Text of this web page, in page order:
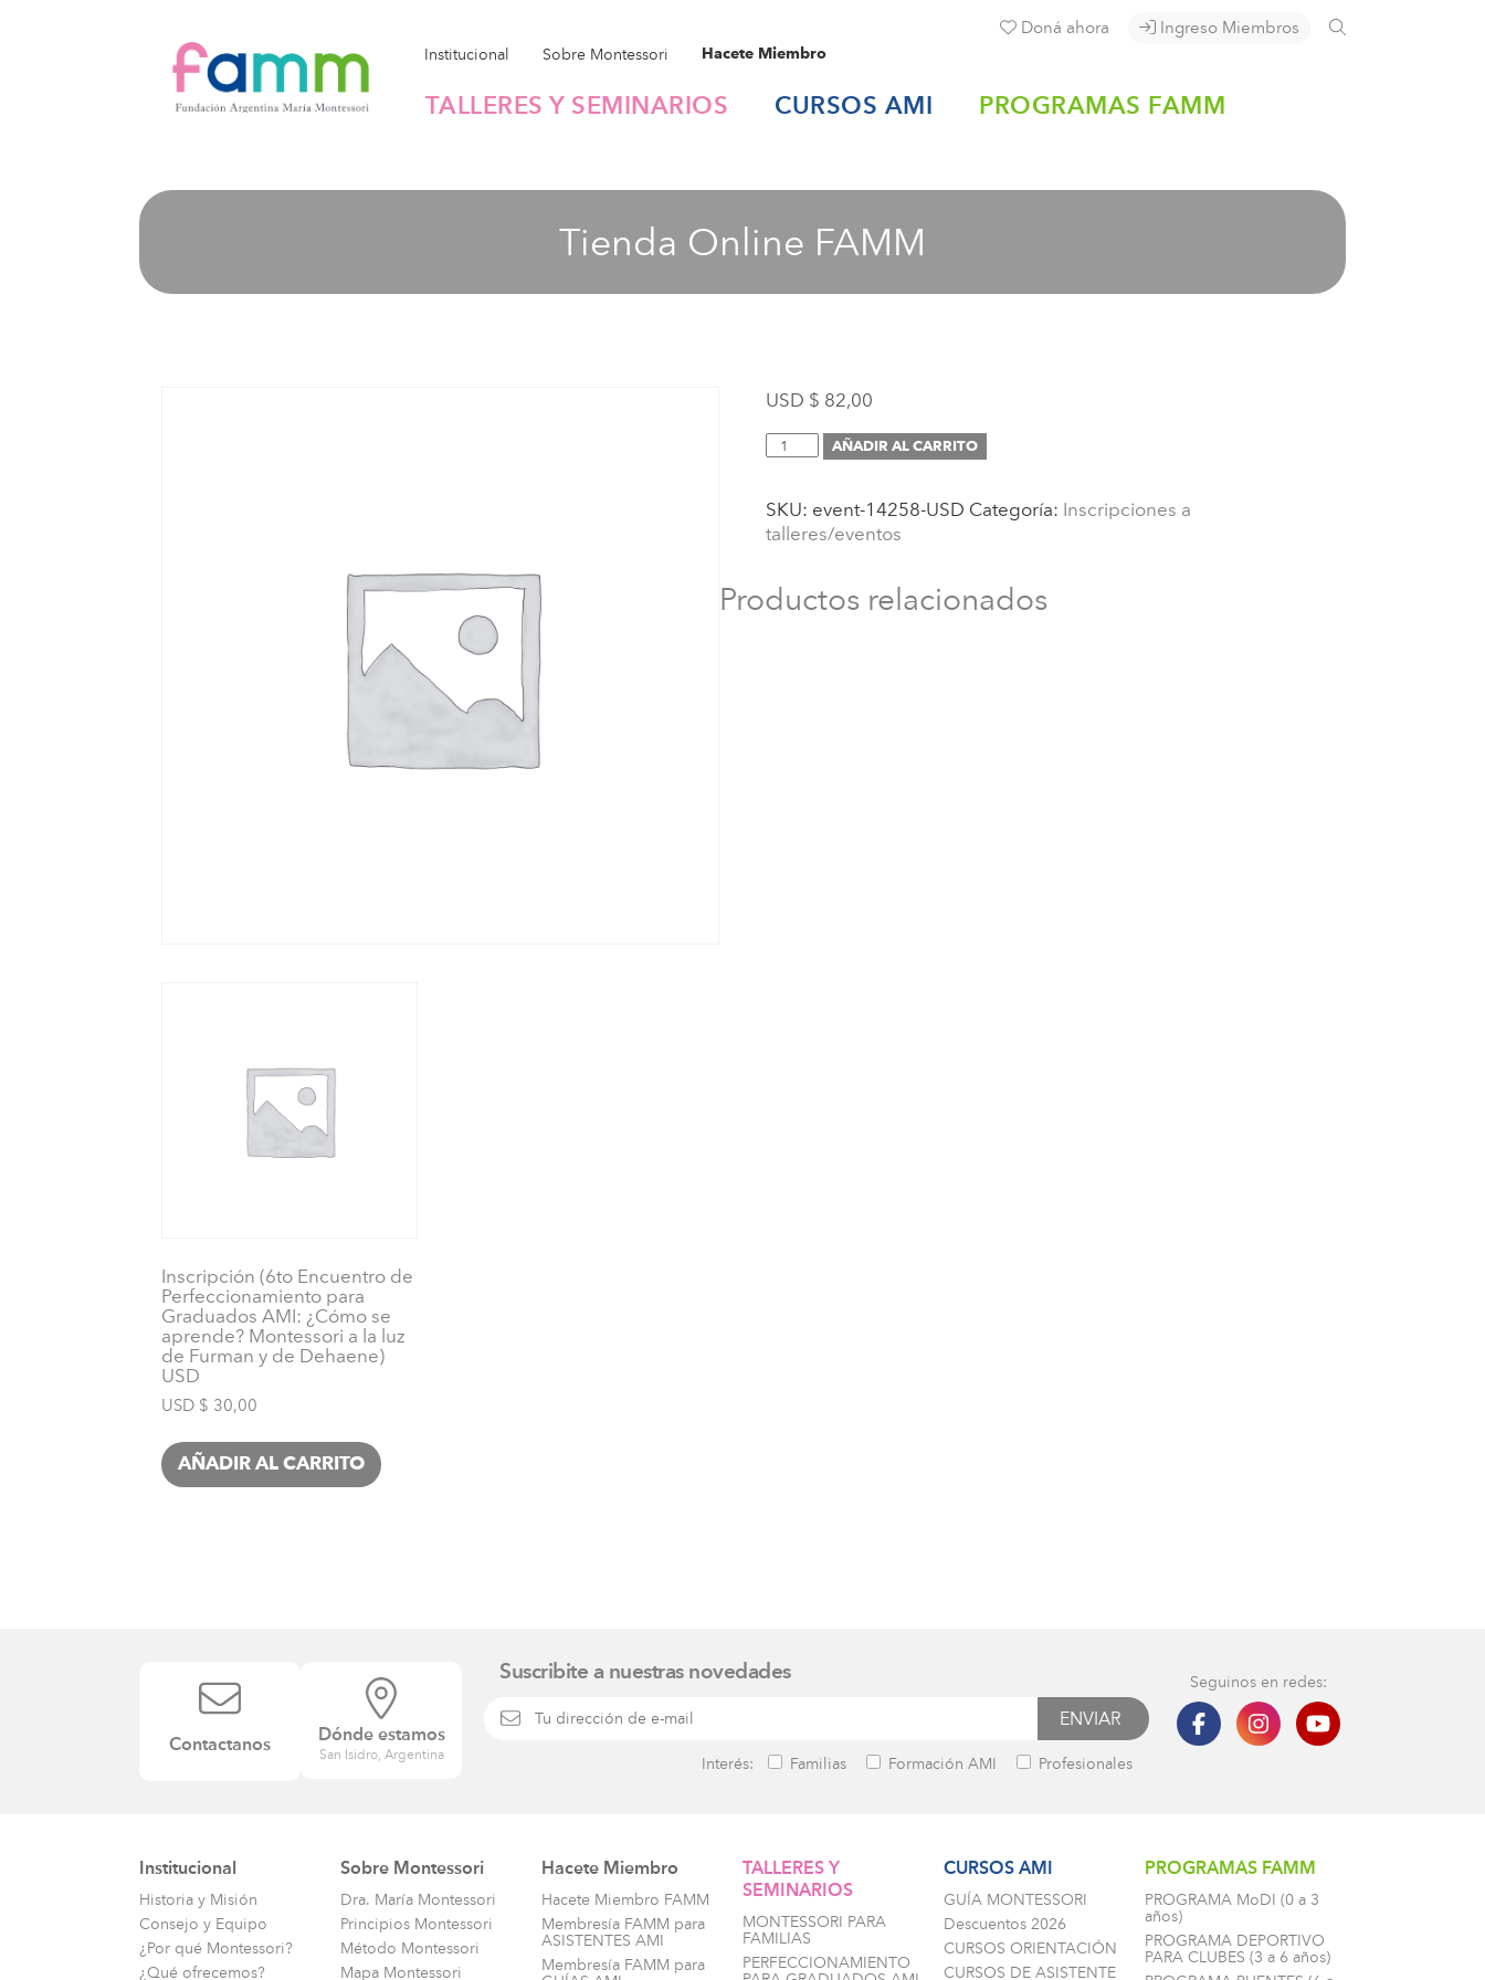
Doná ahora Ingreso Miembros
Institucional Sobre Montessori Hacete Miembro
TALLERES Y SEMINARIOS CURSOS AMI PROGRAMAS FAMM
Tienda Online FAMM
USD $ 82,00
Inscripción
Montessorianos
para
de
Primera
AÑADIR AL CARRITO
SKU: event-14258-USD Categoría: Inscripciones a
talleres/eventos
Productos relacionados
Inscripción (6to Encuentro de
Perfeccionamiento para
Graduados AMI: ¿Cómo se
aprende? Montessori a la luz
de Furman y de Dehaene)
USD
USD $ 30,00
AÑADIR AL CARRITO
Contactanos
Dónde estamos
San Isidro, Argentina
Suscribite a nuestras novedades
Interés: Familias Formación AMI Profesionales
Seguinos en redes:
Institucional
Historia y Misión
Consejo y Equipo
¿Por qué Montessori?
¿Qué ofrecemos?
Sobre Montessori
Dra. María Montessori
Principios Montessori
Método Montessori
Mapa Montessori
Hacete Miembro
Hacete Miembro FAMM
Membresía FAMM para
ASISTENTES AMI
Membresía FAMM para
TALLERES Y
SEMINARIOS
MONTESSORI PARA
FAMILIAS
PERFECCIONAMIENTO
CURSOS AMI
GUÍA MONTESSORI
Descuentos 2026
CURSOS ORIENTACIÓN
CURSOS DE ASISTENTE
PROGRAMAS FAMM
PROGRAMA MoDI (0 a 3
años)
PROGRAMA DEPORTIVO
PARA CLUBES (3 a 6 años)